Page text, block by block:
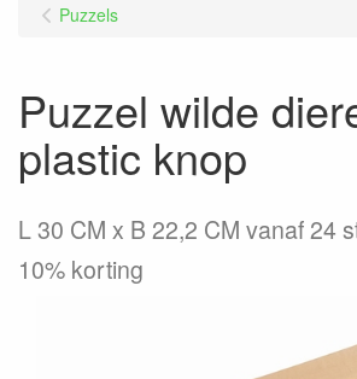
Puzzels
Puzzel wilde
plastic knop
L 30 CM x B 22,2 CM vanaf 24
10% korting